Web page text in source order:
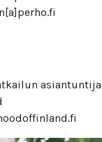
asiantuntija